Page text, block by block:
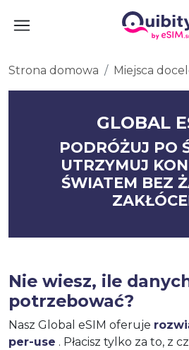
Strona domowa Miejsca
GLOBAL
PODRÓŻUJ PO
UTRZYMUJ
ŚWIATEM BEZ
Nie wiesz, ile
potrzebować?
Nasz Global eSIM oferuje
per-use . Płacisz tylko za to, z